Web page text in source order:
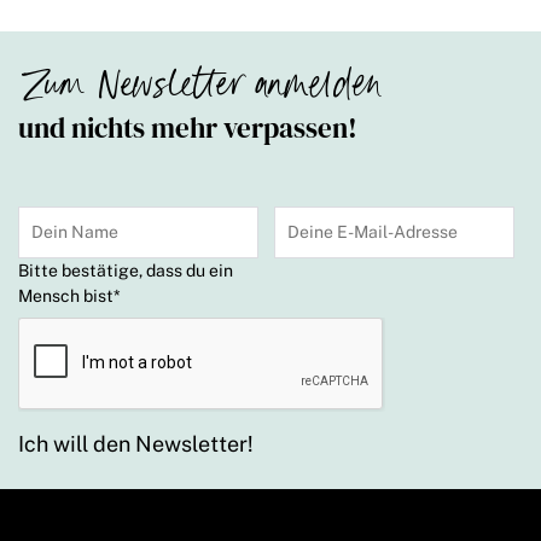
Zum Newsletter anmelden
und nichts mehr verpassen!
Bitte bestätige, dass du ein
Mensch bist*
Ich will den Newsletter!